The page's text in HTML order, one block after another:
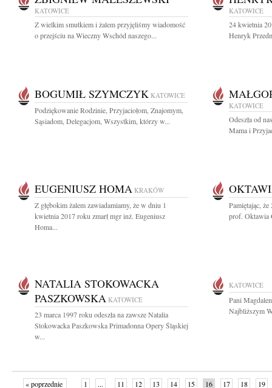
KATOWICE
Z wielkim smutkiem i żalem przyjęliśmy wiadomość
o przejściu na Wieczny Wschód naszego...
KATOWICE
24 kwietnia
Henryk
BOGUMIŁ SZYMCZYK KATOWICE
Podziękowanie Rodzinie, Przyjaciołom, Znajomym,
Sąsiadom, Delegacjom, Wszystkim, którzy w...
KATOWICE
Odeszła od
Mama i
EUGENIUSZ HOMA KRAKÓW
Z głębokim żalem zawiadamiamy, że w dniu 1
kwietnia 2017 roku zmarł mgr inż. Eugeniusz
Homa...
Pamiętając,
prof. Oktawia
NATALIA STOKOWACKA
PASZKOWSKA KATOWICE
23 marca 1997 roku odeszła na zawsze Natalia
Stokowacka Paszkowska Primadonna Opery Śląskiej
w...
KATOWICE
Pani
Najbliższym
« poprzednie 1 ... 11 12 13 14 15 16 17 18 19